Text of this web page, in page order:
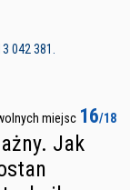
042 381.
miejsc 16/18
Jak